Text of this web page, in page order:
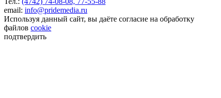
email: info@pridemedia.ru
Используя данный сайт, вы даёте согласие на обработку
файлов cookie
подтвердить